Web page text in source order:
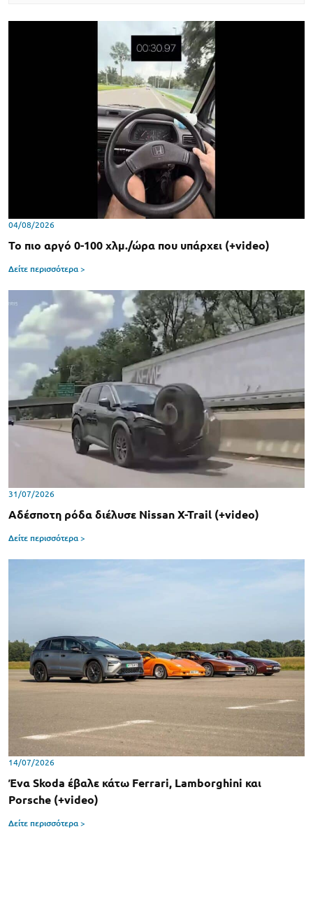
04/08/2026
Το πιο αργό 0-100 χλμ./ώρα που υπάρχει (+video)
Δείτε περισσότερα >
31/07/2026
Αδέσποτη ρόδα διέλυσε Nissan X-Trail (+video)
Δείτε περισσότερα >
14/07/2026
Ένα Skoda έβαλε κάτω Ferrari, Lamborghini και
Porsche (+video)
Δείτε περισσότερα >